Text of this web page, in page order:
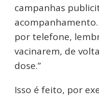
campanhas
por telefone,
vacinarem, de
dose.”
Isso é feito, por